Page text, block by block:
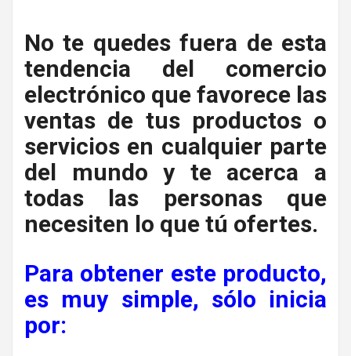
No te quedes fuera de esta
tendencia del comercio
electrónico que favorece las
ventas de tus productos o
servicios en cualquier parte
del mundo y te acerca a
todas las personas que
necesiten lo que tú ofertes.
Para obtener este producto,
es muy simple, sólo inicia
por: